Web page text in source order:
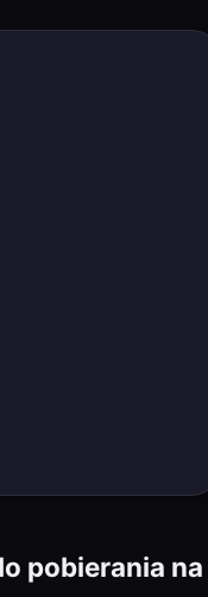
pobierania na